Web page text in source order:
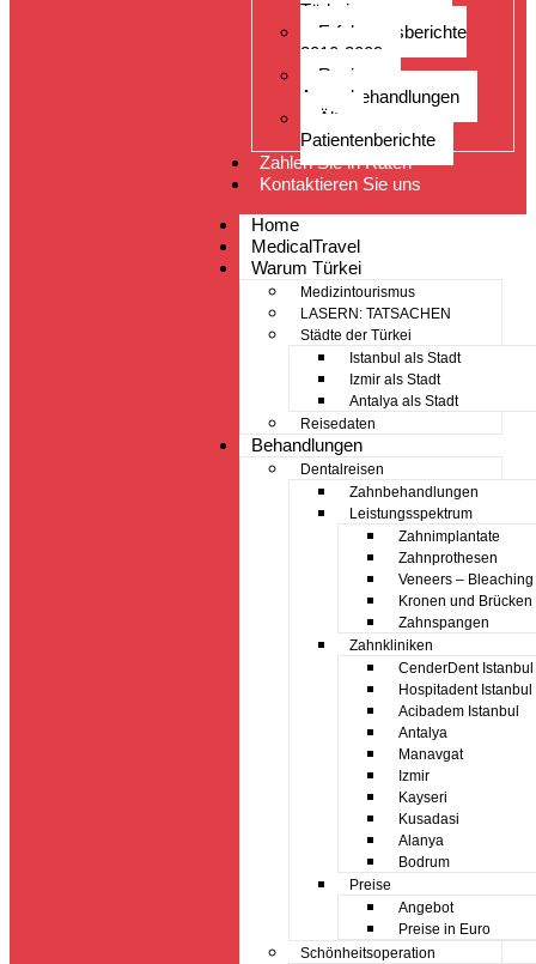
Türkei
Erfahrungsberichte
2010-2009
Reviews
Augenbehandlungen
Ältere
Patientenberichte
Zahlen Sie in Raten
Kontaktieren Sie uns
Home
MedicalTravel
Warum Türkei
Medizintourismus
LASERN: TATSACHEN
Städte der Türkei
Istanbul als Stadt
Izmir als Stadt
Antalya als Stadt
Reisedaten
Behandlungen
Dentalreisen
Zahnbehandlungen
Leistungsspektrum
Zahnimplantate
Zahnprothesen
Veneers – Bleaching
Kronen und Brücken
Zahnspangen
Zahnkliniken
CenderDent Istanbul
Hospitadent Istanbul
Acibadem Istanbul
Antalya
Manavgat
Izmir
Kayseri
Kusadasi
Alanya
Bodrum
Preise
Angebot
Preise in Euro
Schönheitsoperation